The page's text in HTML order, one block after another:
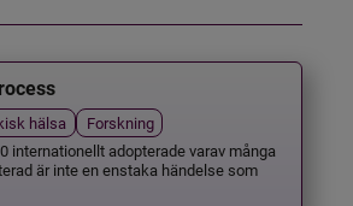
hälsa
Forskning
internationellt adopterade varav många
är inte en enstaka händelse som